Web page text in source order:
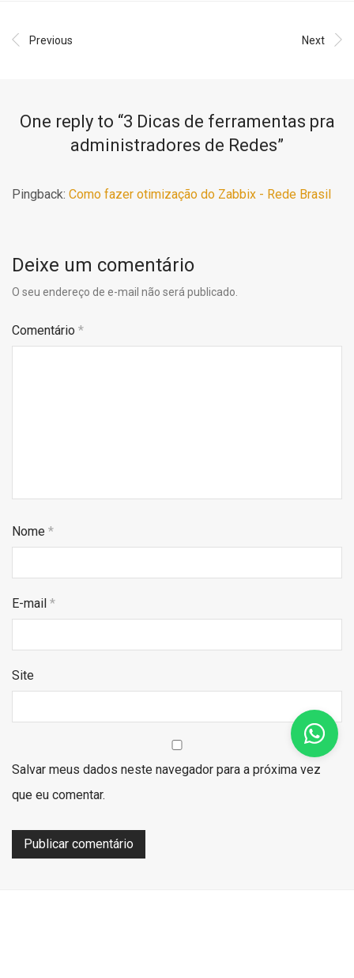
Previous Next
One reply to “3 Dicas de ferramentas pra
administradores de Redes”
Pingback: Como fazer otimização do Zabbix - Rede Brasil
Deixe um comentário
O seu endereço de e-mail não será publicado.
Comentário *
Nome *
E-mail *
Site
Salvar meus dados neste navegador para a próxima vez
que eu comentar.